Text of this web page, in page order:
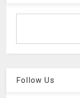
Follow Us